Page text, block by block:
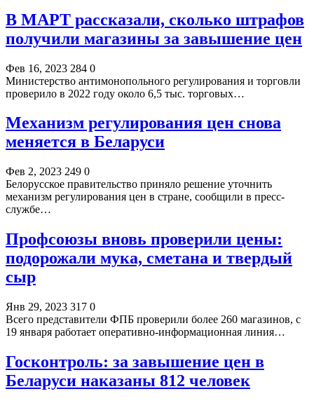
В МАРТ рассказали, сколько штрафов
получили магазины за завышение цен
Фев 16, 2023 284 0
Министерство антимонопольного регулирования и торговли
проверило в 2022 году около 6,5 тыс. торговых…
Механизм регулирования цен снова
меняется в Беларуси
Фев 2, 2023 249 0
Белорусское правительство приняло решение уточнить
механизм регулирования цен в стране, сообщили в пресс-
службе…
Профсоюзы вновь проверили цены:
подорожали мука, сметана и твердый
сыр
Янв 29, 2023 317 0
Всего представители ФПБ проверили более 260 магазинов, с
19 января работает оперативно-информационная линия…
Госконтроль: за завышение цен в
Беларуси наказаны 812 человек